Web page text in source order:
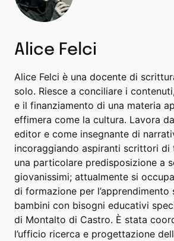
Alice Felci
Alice Felci è una docente di
solo. Riesce a conciliare i
e il finanziamento di una materia
effimera come la cultura. Lavora
editor e come insegnante di
incoraggiando aspiranti scrittori di
una particolare predisposizione a
giovanissimi; attualmente si
di formazione per l’apprendimento
bambini con bisogni educativi
di Montalto di Castro. È stata
l’ufficio ricerca e progettazione